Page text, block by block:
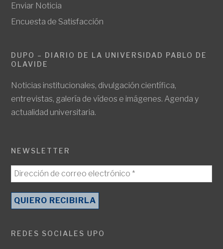
Enviar Noticia
Encuesta de Satisfacción
DUPO – DIARIO DE LA UNIVERSIDAD PABLO DE
OLAVIDE
Noticias institucionales, divulgación científica,
entrevistas, galería de vídeos e imágenes. Agenda y
actualidad universitaria.
NEWSLETTER
REDES SOCIALES UPO